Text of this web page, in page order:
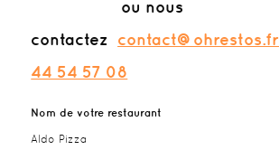
ou nous
contactez contact@ohrestos.fr
44 54 57 08
Nom de votre restaurant
Aldo Pizza